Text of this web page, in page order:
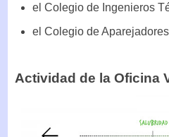
el Colegio de Ingenieros
el Colegio de
Actividad de la Oficina